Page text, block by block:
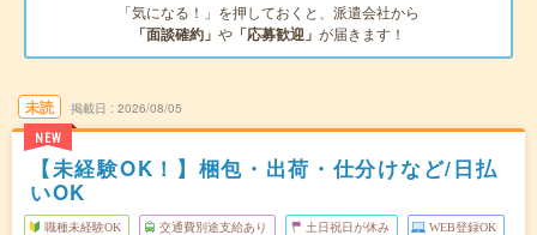
「気になる！」を押しておくと、派遣会社から
「面談確約」 や 「応募歓迎」 が届きます！
未読
NEW
掲載日 2026/08/05
【未経験OK！】梱包・出荷・仕分けなど/日払
いOK
職種未経験OK 交通費別途支給あり 土日祝日が休み WEB登録OK